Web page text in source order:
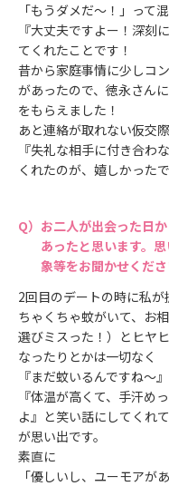
「もうダメだ～！」って
『大丈夫ですよー！深刻
てくれたことです！
昔から家庭事情に少しコ
があったので、徳永さん
をもらえました！
あと連絡が取れない仮交
『失礼な相手に付き合わ
くれたのが、嬉しかったで
お二人が出会った日
あったと思います。
象等をお聞かせくださ
2回目のデートの時に私
ちゃくちゃ蚊がいて、お
選びミスった！）とヒヤ
なったりとかは一切なく
『まだ蚊いるんですね～』
『体温が高くて、手汗め
よ』と笑い話にしてくれ
が思い出です。
素直に
「優しいし、ユーモアが